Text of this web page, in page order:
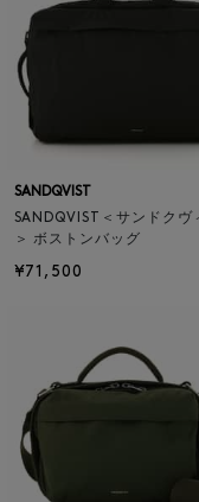
SANDQVIST
SANDQVIST＜サンドクヴ
＞ ボストンバッグ
¥71,500